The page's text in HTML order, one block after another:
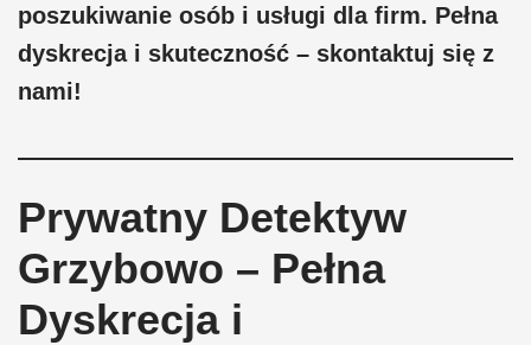
poszukiwanie osób i usługi dla firm. Pełna
dyskrecja i skuteczność – skontaktuj się z
nami!
Prywatny Detektyw
Grzybowo – Pełna
Dyskrecja i